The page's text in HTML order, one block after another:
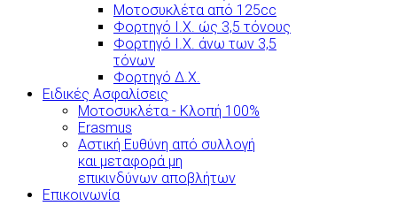
Μοτοσυκλέτα από 125cc
Φορτηγό Ι.Χ. ώς 3,5 τόνους
Φορτηγό Ι.Χ. άνω των 3,5
τόνων
Φορτηγό Δ.Χ.
Ειδικές Ασφαλίσεις
Μοτοσυκλέτα - Κλοπή 100%
Erasmus
Αστική Ευθύνη από συλλογή
και μεταφορά μη
επικινδύνων αποβλήτων
Επικοινωνία